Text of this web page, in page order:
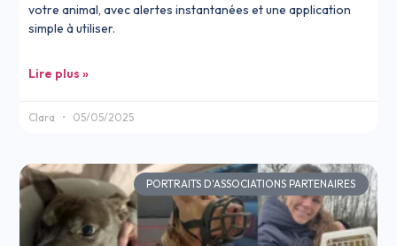
votre animal, avec alertes instantanées et une application
simple à utiliser.
Lire plus »
Clara 05/05/2025
PORTRAITS D'ASSOCIATIONS PARTENAIRES